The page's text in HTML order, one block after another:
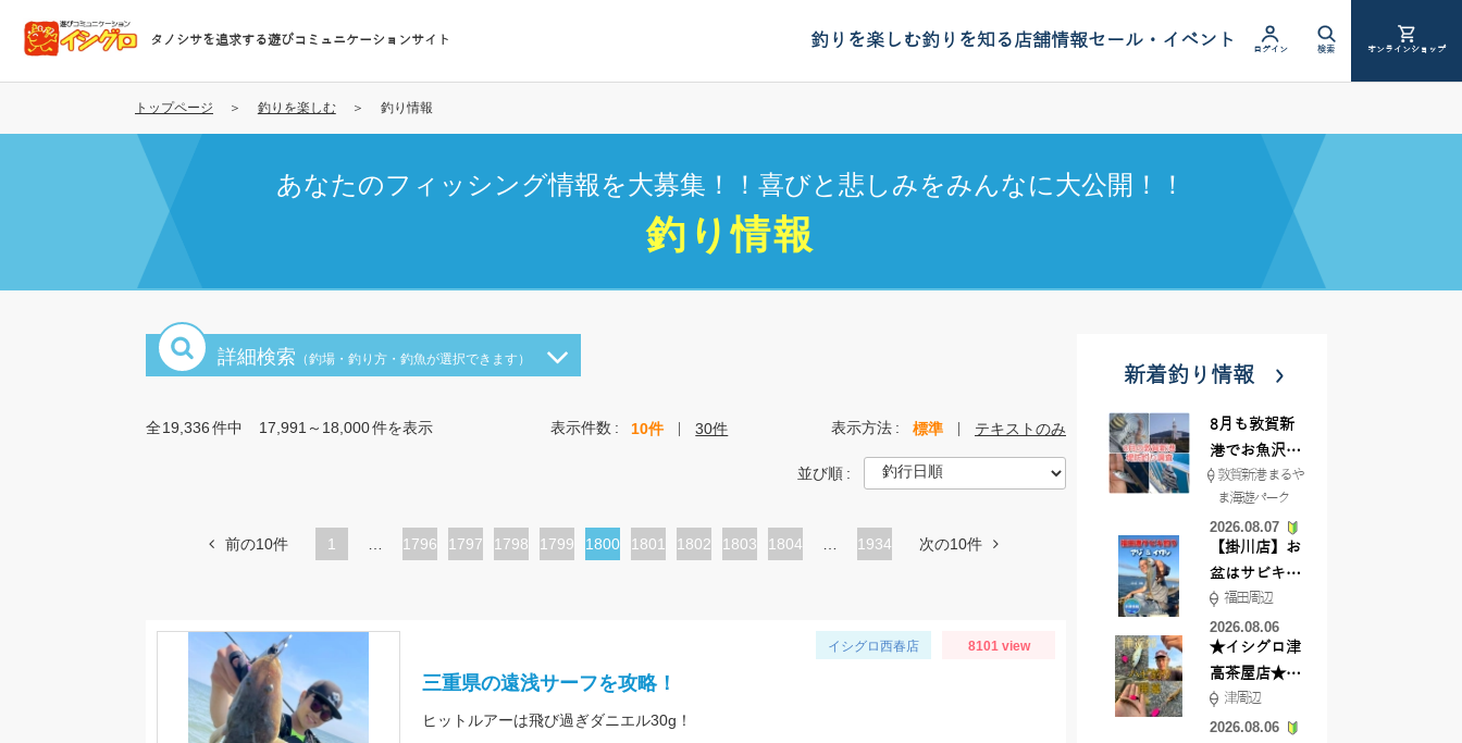
コ
テ
タノシサを追求する遊びコミュニケーションサイト 釣りを楽しむ釣りを知る店舗情報セール・イベント ログイン 検索 オンラインショップ
トップページ 釣りを楽しむ 釣り情報
あなたのフィッシング情報を大募集！！喜びと悲しみをみんなに大公開！！
釣り情報
詳細検索 （釣場・釣り方・釣魚が選択できます）
全19,336件中 17,991～18,000件を表示 表示件数 10件 30件 表示方法 標準 テキストのみ
並び順
前の10件 1
ペ
1796
ペ
1797
ペ
1798
ペ
1799
カ
ペ
1800
ペ
1801
ペ
1802
ペ
1803
ペ
1804 1934 次の10件
イシグロ西春店 8101 view
三重県の遠浅サーフを攻略！
ヒットルアーは飛び過ぎダニエル30g！
新着釣り情報
8月も敦賀新
港でお魚沢山
♪ イシグロ彦
根店
敦賀新港 まるや
ま海遊パーク
2026.08.07
【掛川店】お
盆はサビキ釣
りいきません
か?
福田周辺
2026.08.06
★イシグロ津
高茶屋店★津
近郊ハゼ釣れ
てます！
津周辺
2026.08.06